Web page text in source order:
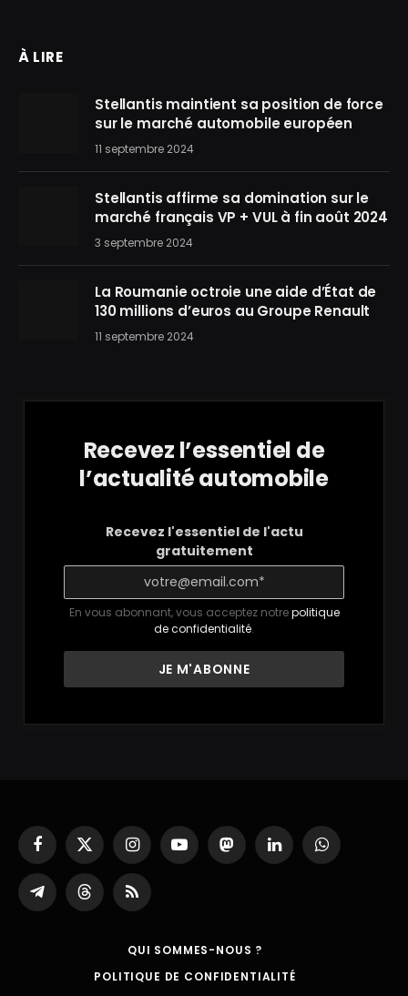
À LIRE
Stellantis maintient sa position de force
sur le marché automobile européen
11 septembre 2024
Stellantis affirme sa domination sur le
marché français VP + VUL à fin août 2024
3 septembre 2024
La Roumanie octroie une aide d’État de
130 millions d’euros au Groupe Renault
11 septembre 2024
Recevez l’essentiel de
l’actualité automobile
Recevez l'essentiel de l'actu
gratuitement
En vous abonnant, vous acceptez notrepolitique
de confidentialité.
Facebook
X
(Twitter)
InstagramYouTubeMastodonLinkedInWhatsApp
Partager
sur
ThreadsRSS
QUI SOMMES-NOUS ?
POLITIQUE DE CONFIDENTIALITÉ